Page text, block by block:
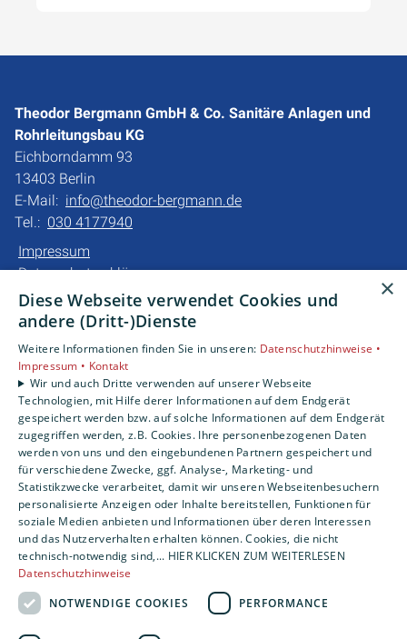
Theodor Bergmann GmbH & Co. Sanitäre Anlagen und
Rohrleitungsbau KG
Eichborndamm 93
13403 Berlin
E-Mail: info@theodor-bergmann.de
Tel.: 030 4177940
Impressum
Datenschutzerklärung
Barrierefreiheitserklärung
Privatkunden
Gewerbekunden
Karriere
Unternehmen
×
Diese Webseite verwendet Cookies und
andere (Dritt-)Dienste
Weitere Informationen finden Sie in unseren: Datenschutzhinweise •
Impressum • Kontakt
Wir und auch Dritte verwenden auf unserer Webseite
Technologien, mit Hilfe derer Informationen auf dem Endgerät
gespeichert werden bzw. auf solche Informationen auf dem Endgerät
zugegriffen werden, z.B. Cookies. Ihre personenbezogenen Daten
werden von uns und den eingebundenen Partnern gespeichert und
für verschiedene Zwecke, ggf. Analyse-, Marketing- und
Statistikzwecke verarbeitet, damit wir unseren Webseitenbesuchern
personalisierte Anzeigen oder Inhalte bereitstellen, Funktionen für
soziale Medien anbieten und Informationen über deren Interessen
und das Nutzerverhalten erhalten können. Cookies, die nicht
technisch-notwendig sind,... HIER KLICKEN ZUM WEITERLESEN
Datenschutzhinweise
NOTWENDIGE COOKIES
PERFORMANCE